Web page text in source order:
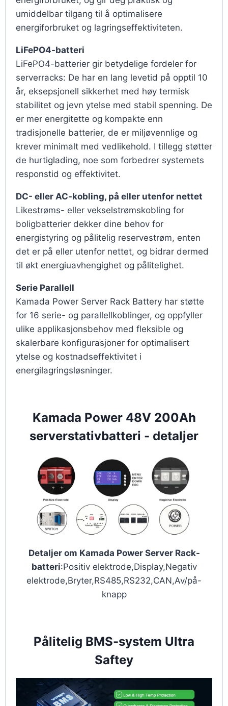
umiddelbar tilgang til å optimalisere
energiforbruket og lagringseffektiviteten.
LiFePO4-batteri
LiFePO4-batterier gir betydelige fordeler for
serverracks: De har en lang levetid på opptil 10
år, eksepsjonell sikkerhet med høy termisk
stabilitet og jevn ytelse med stabil spenning. De
er mer energitette og kompakte enn
tradisjonelle batterier, de er miljøvennlige og
krever minimalt med vedlikehold. I tillegg støtter
de hurtiglading, noe som forbedrer systemets
responstid og effektivitet.
DC- eller AC-kobling, på eller utenfor nettet
Likestrøms- eller vekselstrømskobling for
boligbatterier dekker dine behov for
energistyring og pålitelig reservestrøm, enten
det er på eller utenfor nettet, og bidrar dermed
til økt energiuavhengighet og pålitelighet.
Serie Parallell
Kamada Power Server Rack Battery har støtte
for 16 serie- og parallellkoblinger, og oppfyller
ulike applikasjonsbehov med fleksible og
skalerbare konfigurasjoner for optimalisert
ytelse og kostnadseffektivitet i
energilagringsløsninger.
Kamada Power 48V 200Ah
serverstativbatteri - detaljer
Detaljer om Kamada Power Server Rack-
batteri:Positiv elektrode,Display,Negativ
elektrode,Bryter,RS485,RS232,CAN,Av/på-
knapp
Pålitelig BMS-system Ultra
Saftey